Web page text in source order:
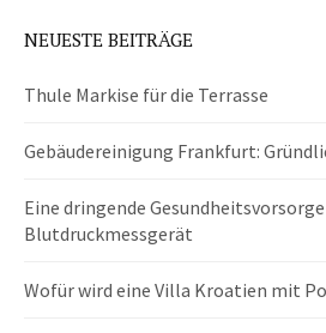
NEUESTE BEITRÄGE
Thule Markise für die Terrasse
Gebäudereinigung Frankfurt:
Eine dringende
Blutdruckmessgerät
Wofür wird eine Villa Kroatien mit